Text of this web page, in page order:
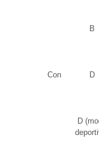
B
Con D
D